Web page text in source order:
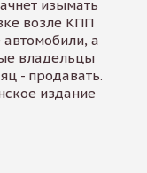
изымать
возле КПП
а
владельцы
- продавать.
издание